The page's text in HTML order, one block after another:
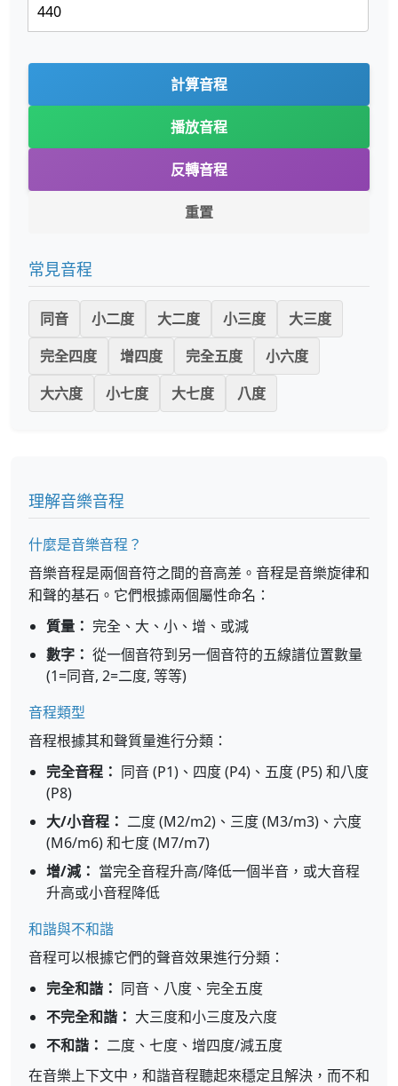
計算音程
播放音程
反轉音程
重置
常見音程
同音 小二度 大二度 小三度
大三度
完全四度
增四度 完全五度
小六度
大六度
小七度 大七度 八度
理解音樂音程
什麼是音樂音程？
音樂音程是兩個音符之間的音高差。音程是音樂旋律和
和聲的基石。它們根據兩個屬性命名：
質量： 完全、大、小、增、或減
數字： 從一個音符到另一個音符的五線譜位置數量
(1=同音, 2=二度, 等等)
音程類型
音程根據其和聲質量進行分類：
完全音程： 同音 (P1)、四度 (P4)、五度 (P5) 和八度
(P8)
大/小音程： 二度 (M2/m2)、三度 (M3/m3)、六度
(M6/m6) 和七度 (M7/m7)
增/減： 當完全音程升高/降低一個半音，或大音程
升高或小音程降低
和諧與不和諧
音程可以根據它們的聲音效果進行分類：
完全和諧： 同音、八度、完全五度
不完全和諧： 大三度和小三度及六度
不和諧： 二度、七度、增四度/減五度
在音樂上下文中，和諧音程聽起來穩定且解決，而不和